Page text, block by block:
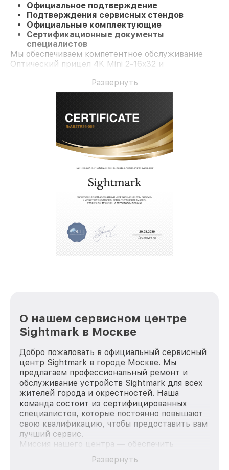
Официальное подтверждение
Подтверждения сервисных стендов
Официальные комплектующие
Сертификационные документы
специалистов
Мы обеспечиваем компетентное обслуживание
Оптический прицел 4K Mini 2-16x32 и
Развернуть
О нашем сервисном центре
Sightmark в Москве
Добро пожаловать в официальный сервисный
центр Sightmark в городе Москве. Мы
предлагаем профессиональный ремонт и
обслуживание устройств Sightmark для всех
жителей города и окрестностей. Наша
команда состоит из сертифицированных
специалистов, которые постоянно повышают
свою квалификацию, чтобы предоставить вам
лучший сервис.
Миссия нашего центра — обеспечить
качественный и доступный ремонт для
каждого пользователя продукции Sightmark,
Развернуть